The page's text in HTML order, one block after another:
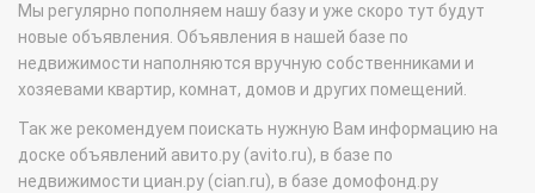
Мы регулярно пополняем нашу базу и уже скоро тут будут
новые объявления. Объявления в нашей базе по
недвижимости наполняются вручную собственниками и
хозяевами квартир, комнат, домов и других помещений.
Так же рекомендуем поискать нужную Вам информацию на
доске объявлений авито.ру (avito.ru), в базе по
недвижимости циан.ру (cian.ru), в базе домофонд.ру